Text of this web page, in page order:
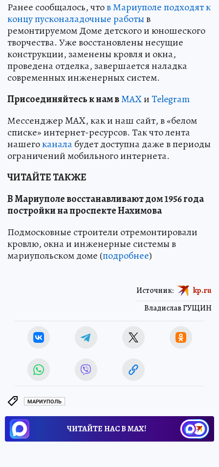
Ранее сообщалось, чтов Мариуполе подходят к
концу пусконаладочные работыв
ремонтируемом Доме детского и юношеского
творчества. Уже восстановлены несущие
конструкции, заменены кровля и окна,
проведена отделка, завершается наладка
современных инженерных систем.
Присоединяйтесь к нам вMAXиTelegram
Мессенджер MAX, как и наш сайт, в «белом
списке» интернет-ресурсов. Так что лента
нашегоканалабудет доступна даже в периоды
ограничений мобильного интернета.
ЧИТАЙТЕ ТАКЖЕ
В Мариуполе восстанавливают дом 1956 года
постройки на проспекте Нахимова
Подмосковные строители отремонтировали
кровлю, окна и инженерные системы в
мариупольском доме (подробнее)
Владислав ГУЩИН
Источник: kp.ru
МАРИУПОЛЬ
ЧИТАЙТЕ НАС В МАХ!